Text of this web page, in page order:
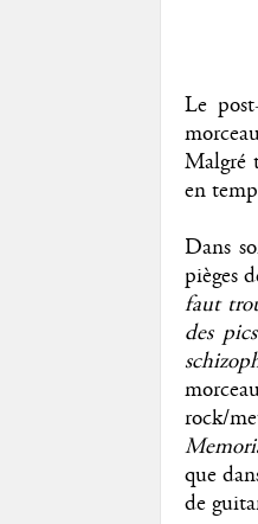
Le
Malgré
en
Dans
pièges
faut
des
rock/
que
de